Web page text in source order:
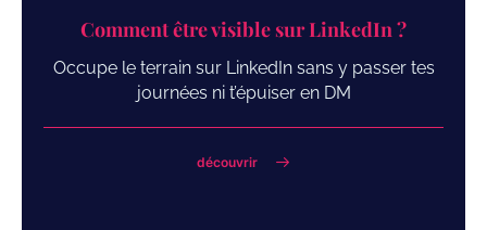
Comment être visible sur LinkedIn ?
Occupe le terrain sur LinkedIn sans y passer tes
journées ni t’épuiser en DM
découvrir